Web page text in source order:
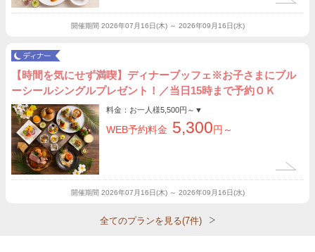
開催期間 2026年07月16日(木) ～ 2026年09月16日(水)
【時間を気にせず満喫】ディナーブッフェ※お子さまにブル
ーシールシングルプレゼント！／当日15時まで予約ＯＫ
料金：お一人様5,500円～ ▼
WEB予約料金 5,300円～
開催期間 2026年07月16日(木) ～ 2026年09月16日(水)
全てのプランを見る(7件)